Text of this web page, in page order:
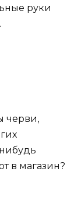
руки
черви,
в магазин?